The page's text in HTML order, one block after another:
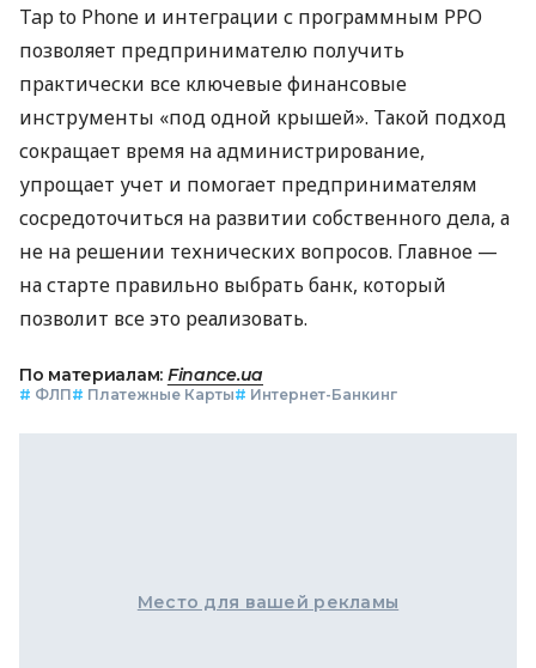
Tap to Phone и интеграции с программным РРО
позволяет предпринимателю получить
практически все ключевые финансовые
инструменты «под одной крышей». Такой подход
сокращает время на администрирование,
упрощает учет и помогает предпринимателям
сосредоточиться на развитии собственного дела, а
не на решении технических вопросов. Главное —
на старте правильно выбрать банк, который
позволит все это реализовать.
По материалам: Finance.ua
# ФЛП# Платежные Карты# Интернет-Банкинг
Место для вашей рекламы